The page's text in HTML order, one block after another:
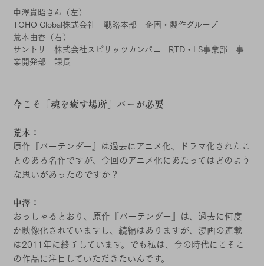
中澤貴昭さん（左）
TOHO Global株式会社 戦略本部 企画・製作グループ
荒木由香（右）
サントリー株式会社スピリッツカンパニーRTD・LS事業部 事
業開発部 課長
今こそ「魂を癒す場所」バーが必要
荒木：
原作『バーテンダー』は過去にアニメ化、ドラマ化されたこ
とのある名作ですが、今回のアニメ化にあたってはどのよう
な思いがあったのですか？
中澤：
おっしゃるとおり、原作『バーテンダー』は、過去に何度
か映像化されていますし、続編はありますが、漫画の連載
は2011年に終了しています。でも私は、今の時代にこそこ
の作品に注目していただきたいんです。